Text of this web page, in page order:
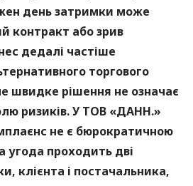
день затримки може
контракт або зрив
дедалі частіше
торгового
швидке рішення не означає
ризиків. У ТОВ «ДАНН.»
не є бюрократичною
проходить дві
клієнта і постачальника,